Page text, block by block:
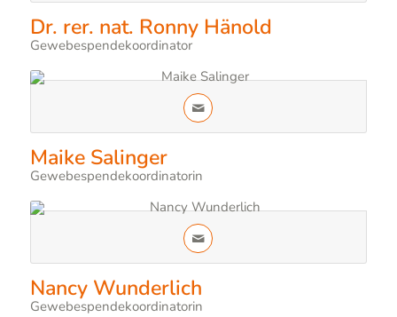
Dr. rer. nat. Ronny Hänold
Gewebespendekoordinator
Maike Salinger
Gewebespendekoordinatorin
Nancy Wunderlich
Gewebespendekoordinatorin